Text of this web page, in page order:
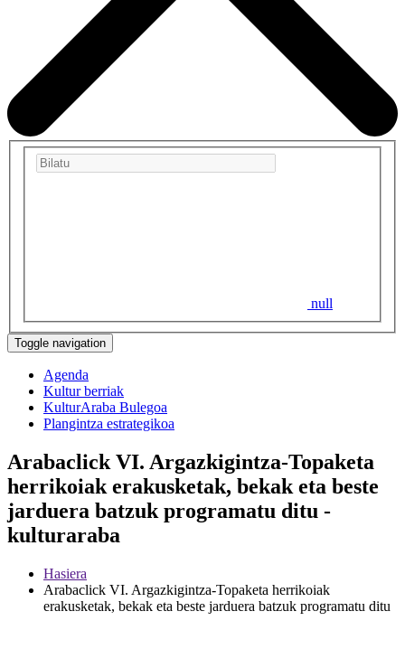
null
Toggle navigation
Agenda
Kultur berriak
KulturAraba Bulegoa
Plangintza estrategikoa
Arabaclick VI. Argazkigintza-Topaketa
herrikoiak erakusketak, bekak eta beste
jarduera batzuk programatu ditu -
kulturaraba
Hasiera
Arabaclick VI. Argazkigintza-Topaketa herrikoiak
erakusketak, bekak eta beste jarduera batzuk programatu ditu